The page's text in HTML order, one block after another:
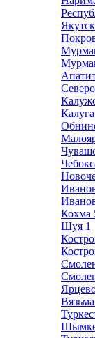
Якутск
Калуга
Кохма
Шуя 1
Вязьма